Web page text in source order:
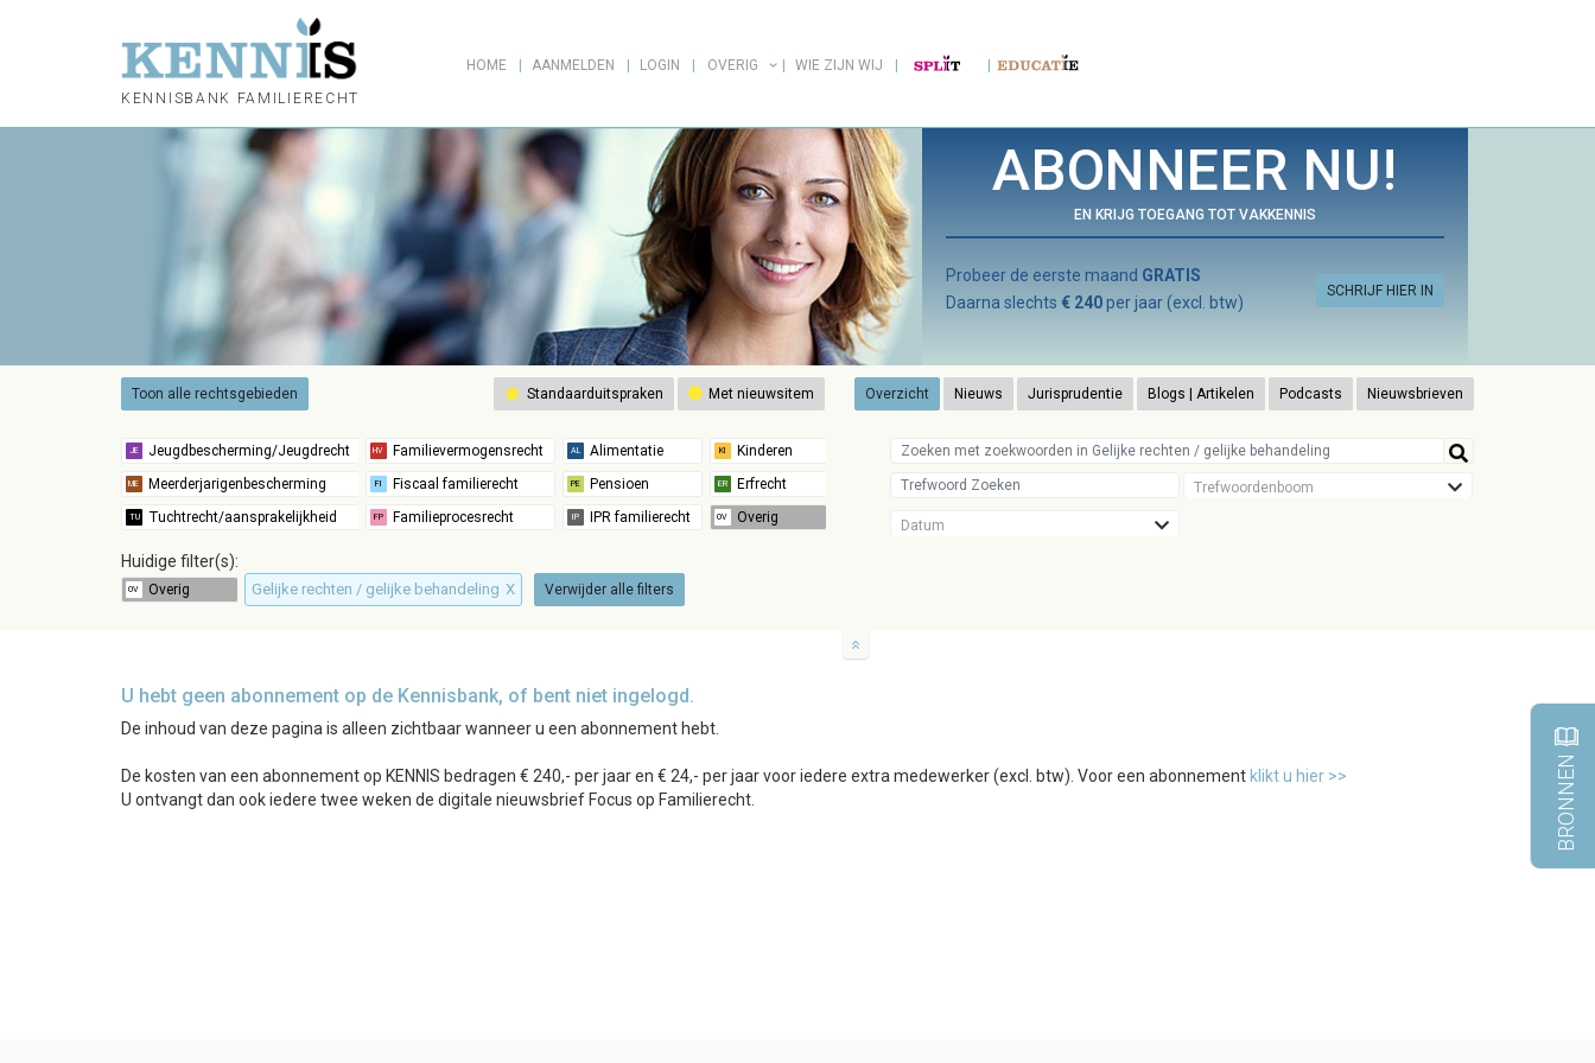
KENNISBANK FAMILIERECHT
HOME AANMELDEN LOGIN OVERIG WIE ZIJN WIJ
ABONNEER NU!
EN KRIJG TOEGANG TOT VAKKENNIS
SCHRIJF HIER IN
Probeer de eerste maand GRATIS
Daarna slechts € 240per jaar (excl. btw)
Toon alle rechtsgebieden Standaarduitspraken Met nieuwsitem Overzicht Nieuws Jurisprudentie Blogs | Artikelen Podcasts Nieuwsbrieven
Trefwoordenboom
Datum
Huidige filter(s):
Gelijke rechten / gelijke behandeling X Verwijder alle filters
U hebt geen abonnement op de Kennisbank, of bent niet ingelogd.
De inhoud van deze pagina is alleen zichtbaar wanneer u een abonnement hebt.
De kosten van een abonnement op KENNIS bedragen € 240,- per jaar en € 24,- per jaar voor iedere extra medewerker (excl. btw). Voor een abonnement klikt u hier >>
U ontvangt dan ook iedere twee weken de digitale nieuwsbrief Focus op Familierecht.
BRONNEN